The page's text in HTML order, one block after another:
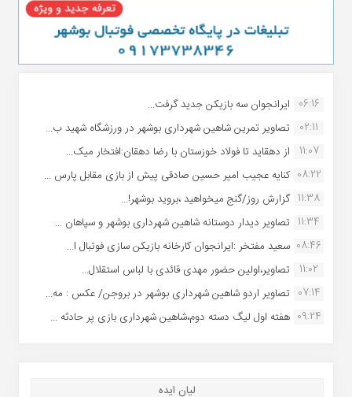
06:16 ایرانجوان سه بازیکن جدید گرفت...
02:11
تصاویر تمرین شاهین شهردارى بوشهر در ورزشگاه شهید ب...
11:07
از دهقاید تا فولاد خوزستان با رضا دهقان:افتخار میک...
08:22 کنایه عجیب امیر حسین صادقی پیش از بازی مقابل پارس ...
11:38 گزارش روز/گنج میخواهید ،بروید بوشهر!...
11:34 تصاویر دیدار دوستانه شاهین شهردارى بوشهر و سپاهان ...
08:46 سعید مفتخر :ایرانجوان کارخانه بازیکن سازی فوتبال ا...
11:02
تصاویر،اولین حضور مهدی قائدی با لباس استقلال...
07:14 تصاویر اردو شاهین شهرداری بوشهر در بروجن/ عکس : مه...
09:24 هفته اول لیگ دسته دوم،شاهین شهرداری بازی پر حادثه ...
لیان ایده